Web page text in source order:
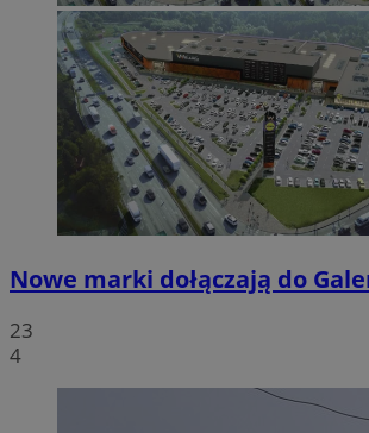
Nowe marki dołączają do
23
4